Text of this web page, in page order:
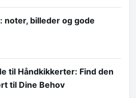
billeder og gode
til Håndkikkerter: Find den
til Dine Behov